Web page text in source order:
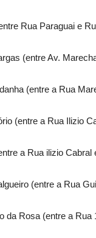
Rua Paraguai e
(entre Av.
(entre a Rua
(entre a Rua Ilizio
a Rua ilizio Cabral
(entre a Rua
da Rosa (entre a